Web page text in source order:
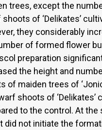
trees, except the
of ‘Delikates’
they considerably
of formed flower
preparation
the height and
of maiden trees of
shoots of ‘Delikates’
to the control. At the
did not initiate the